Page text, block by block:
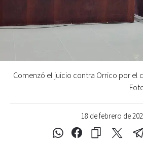
18 de febrero de
Comenzó el juicio contra Orrico por el